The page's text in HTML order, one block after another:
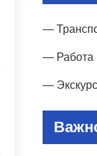
—
— Работа
—